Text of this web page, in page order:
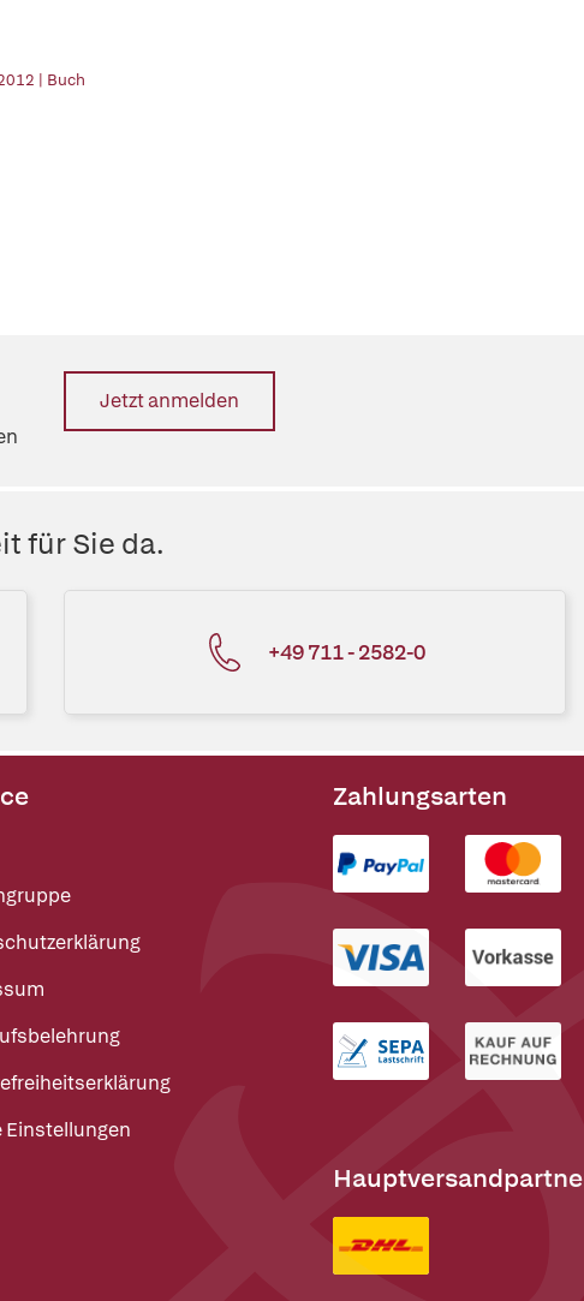
| Buch
Jetzt anmelden
für Sie da.
+49 711 - 2582-0
Einstellungen
Zahlungsarten